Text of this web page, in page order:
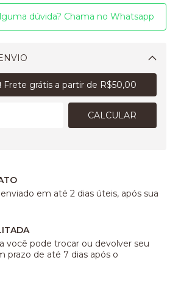
dúvida? Chama no Whatsapp
Alterar CEP
Frete grátis a partir de R$50,00
CALCULAR
em até 2 dias úteis, após sua
você pode trocar ou devolver seu
prazo de até 7 dias após o